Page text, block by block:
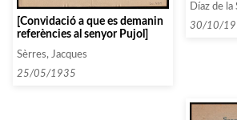
[Convidació a que es demanin
referències al senyor Pujol]
Sèrres, Jacques
25/05/1935
dia 19
Díaz de
30/10/